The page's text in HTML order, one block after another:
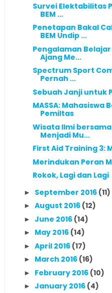
Survei Elektabilitas
BEM ...
Penetapan Bakal
BEM Undip ...
Pengalaman
Ajang Me...
Spectrum Sport
Pernah ...
Sebuah Janji untuk
MASSA:
Pemiltas
Wisata Ilmi bersama
Menjadi Mu...
First Aid Training 3:
Merindukan Peran
Rokok, Lagi dan Lagi
► September 2016 (11)
► August 2016 (12)
► June 2016 (14)
► May 2016 (14)
► April 2016 (17)
► March 2016 (16)
► February 2016 (10)
► January 2016 (4)